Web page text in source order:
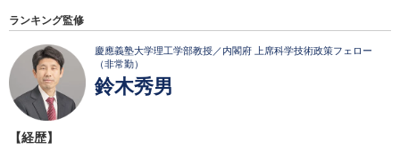
ランキング監修
慶應義塾大学理工学部教授／内閣府 上席科学技術政策フェロー
（非常勤）
鈴木秀男
【経歴】